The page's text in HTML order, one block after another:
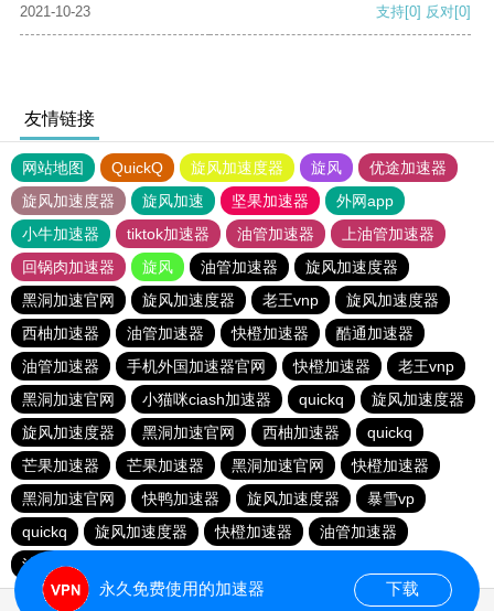
2021-10-23 支持[0] 反对[0]
友情链接
网站地图 QuickQ 旋风加速度器 旋风
优途加速器
旋风加速度器
旋风加速 坚果加速器
外网app
小牛加速器
tiktok加速器 油管加速器
上油管加速器
回锅肉加速器
旋风 油管加速器
旋风加速度器
黑洞加速官网
旋风加速度器 老王vnp
旋风加速度器
西柚加速器
油管加速器 快橙加速器
酷通加速器
油管加速器
手机外国加速器官网 快橙加速器
老王vnp
黑洞加速官网
小猫咪ciash加速器 quickq
旋风加速度器
旋风加速度器
黑洞加速官网 西柚加速器
quickq
芒果加速器
芒果加速器 黑洞加速官网
快橙加速器
黑洞加速官网
快鸭加速器 旋风加速度器
暴雪vp
quickq
旋风加速度器 快橙加速器
油管加速器
油管加速器
永久免费使用的加速器 下载